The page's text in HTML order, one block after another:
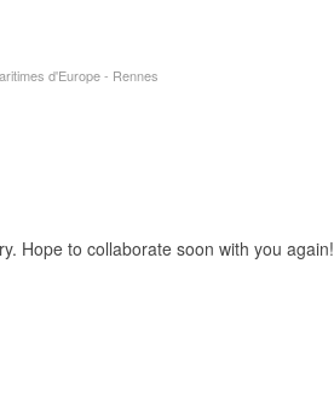
d'Europe - Rennes
Hope to collaborate soon with you again!